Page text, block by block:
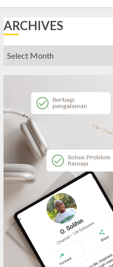
ARCHIVES
Archives